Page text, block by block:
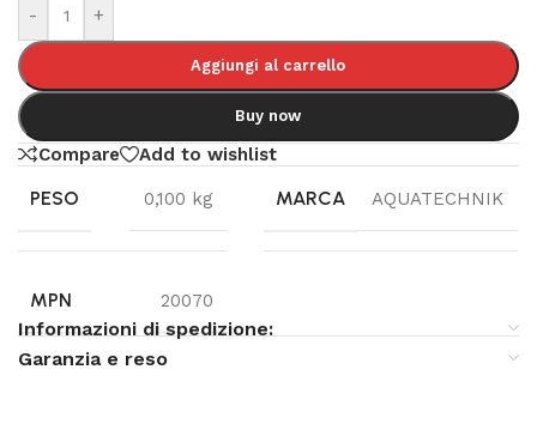
- +
Aggiungi al carrello
Buy now
Compare Add to wishlist
PESO 0,100 kg MARCA AQUATECHNIK
MPN 20070
Informazioni di spedizione:
Garanzia e reso